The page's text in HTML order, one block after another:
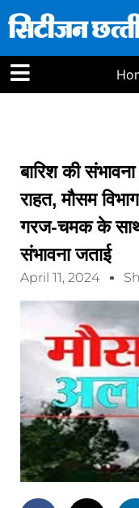
बारिश की
राहत, मौसम
गरज-चमक के साथ
संभावना जताई
April 11, 2024